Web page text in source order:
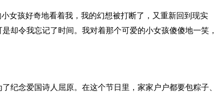
女孩好奇地看着我，我的幻想被打断了，又重新回到现实
却令我忘记了时间。我对着那个可爱的小女孩傻傻地一笑，
纪念爱国诗人屈原。在这个节日里，家家户户都要包粽子、